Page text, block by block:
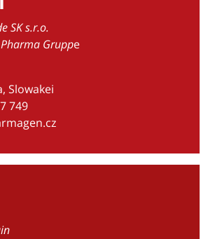
SK s.r.o.
Gruppe
Slowakei
749